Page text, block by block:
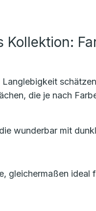
Kollektion:
die je nach
wunderbar mit
gleichermaßen ideal